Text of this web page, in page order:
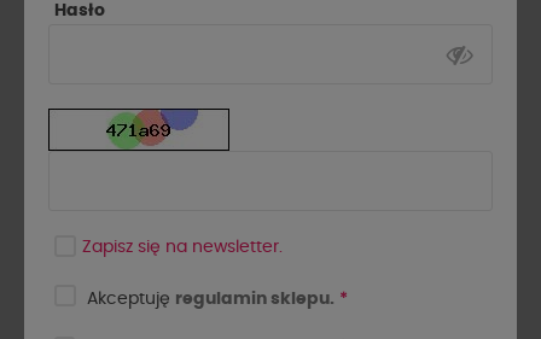
Hasło
Zapisz się na newsletter.
Akceptuję regulamin sklepu. *